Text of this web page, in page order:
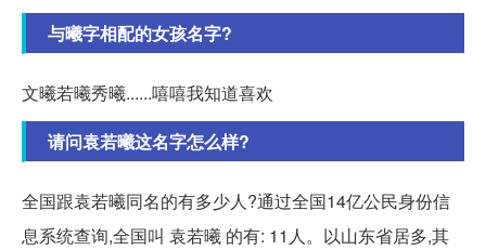
与曦字相配的女孩名字?
文曦若曦秀曦......嘻嘻我知道喜欢
请问袁若曦这名字怎么样?
全国跟袁若曦同名的有多少人?通过全国14亿公民身份信
息系统查询,全国叫 袁若曦 的有: 11人。以山东省居多,其